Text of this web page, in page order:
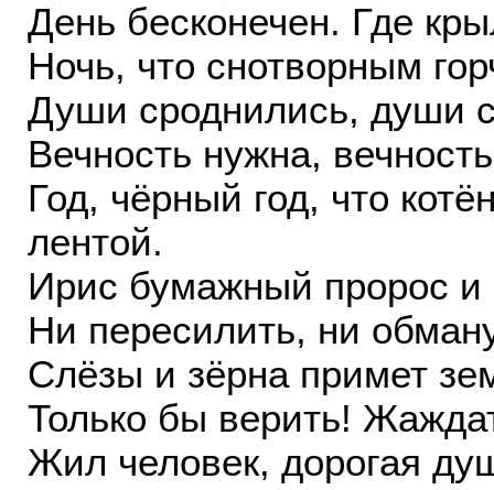
День бесконечен. Где
Ночь, что снотворным
Души сроднились, души
Вечность нужна,
Год, чёрный год, что
лентой.
Ирис бумажный пророс и
Ни пересилить, ни
Слёзы и зёрна примет
Только бы верить!
Жил человек, дорогая